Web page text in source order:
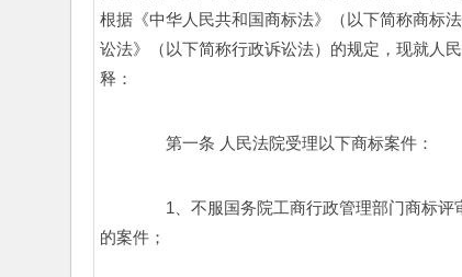
根据《中华人民共和国商标法》（以下简称商标
讼法》（以下简称行政诉讼法）的规定，现就人
释：
第一条 人民法院受理以下商标案件：
1、不服国务院工商行政管理部门商标评
的案件；